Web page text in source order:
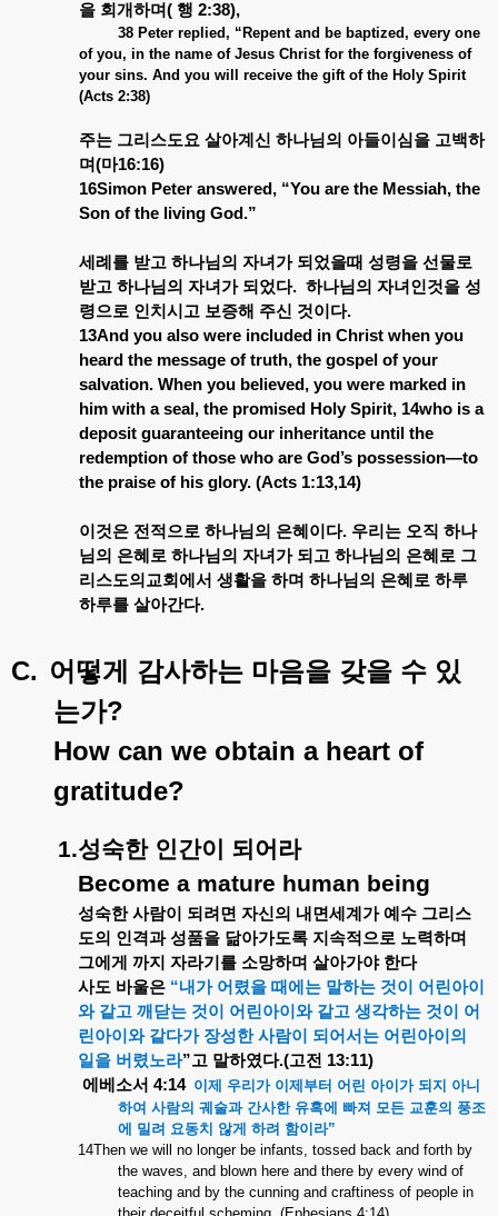
을 회개하며( 행 2:38),
38 Peter replied, “Repent and be baptized, every one
of you, in the name of Jesus Christ for the forgiveness of
your sins. And you will receive the gift of the Holy Spirit
(Acts 2:38)
주는 그리스도요 살아계신 하나님의 아들이심을 고백하
며(마16:16)
16Simon Peter answered, “You are the Messiah, the
Son of the living God.”
세례를 받고 하나님의 자녀가 되었을때 성령을 선물로
받고 하나님의 자녀가 되었다. 하나님의 자녀인것을 성
령으로 인치시고 보증해 주신 것이다.
13And you also were included in Christ when you
heard the message of truth, the gospel of your
salvation. When you believed, you were marked in
him with a seal, the promised Holy Spirit, 14who is a
deposit guaranteeing our inheritance until the
redemption of those who are God’s possession—to
the praise of his glory. (Acts 1:13,14)
이것은 전적으로 하나님의 은혜이다. 우리는 오직 하나
님의 은혜로 하나님의 자녀가 되고 하나님의 은혜로 그
리스도의교회에서 생활을 하며 하나님의 은혜로 하루
하루를 살아간다.
C. 어떻게 감사하는 마음을 갖을 수 있
는가?
How can we obtain a heart of
gratitude?
1.성숙한 인간이
되어라
Become a mature human being
성숙한 사람이 되려면 자신의 내면세계가 예수 그리스
도의 인격과 성품을 닮아가도록 지속적으로 노력하며
그에게
까지 자라기를 소망하며 살아가야 한다
사도 바울은 “내가 어렸을 때에는 말하는 것이
어린아이
와 같고 깨닫는 것이 어린아이와 같고 생각하는 것이
어
린아이와 같다가 장성한 사람이 되어서는 어린아이의
일을 버렸노라”고 말하였다.(고전 13:11)
에베소서 4:14 이제 우리가 이제부터 어린 아이가 되지 아니
하여 사람의 궤술과 간사한 유혹에 빠져 모든 교훈의 풍조
에 밀려 요동치 않게 하려 함이라”
14Then we will no longer be infants, tossed back and forth by
the waves, and blown here and there by every wind of
teaching and by the cunning and craftiness of people in